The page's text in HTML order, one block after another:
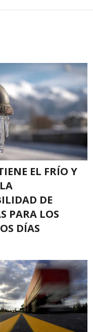
EL FRÍO Y
DE
PARA LOS
DÍAS